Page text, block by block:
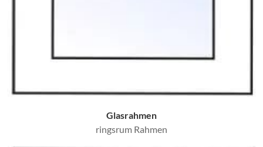
Glasrahmen
ringsrum Rahmen